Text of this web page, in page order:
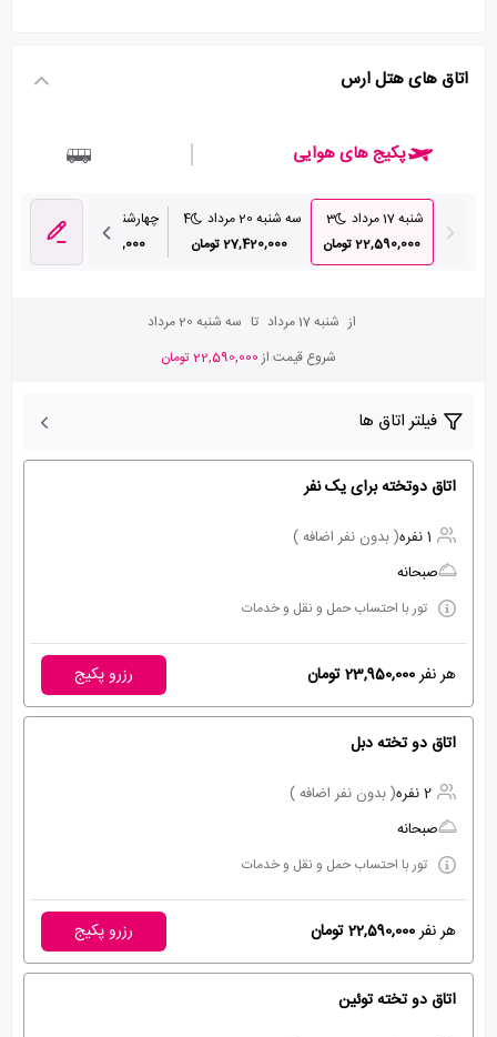
اتاق بازی
اتاق های هتل ارس
پکیج های هوایی
شنبه 17 مرداد
3
22,590,000 تومان
سه شنبه 20 مرداد
4
27,420,000 تومان
چهارشنبه 21 مرداد
25,930,000 تومان
از شنبه 17 مرداد تا سه شنبه 20 مرداد
شروع قیمت از22,590,000 تومان
فیلتر اتاق ها
اتاق دوتخته برای یک نفر
1 نفره
( بدون نفر اضافه )
صبحانه
تور با احتساب حمل و نقل و خدمات
هر نفر23,950,000 تومان رزرو پکیج
اتاق دو تخته دبل
2 نفره
( بدون نفر اضافه )
صبحانه
تور با احتساب حمل و نقل و خدمات
هر نفر22,590,000 تومان رزرو پکیج
اتاق دو تخته توئین